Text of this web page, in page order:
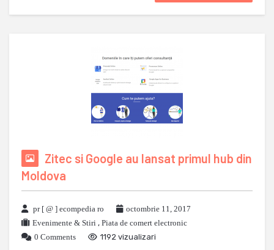
Zitec si Google au lansat primul hub din
Moldova
pr [ @ ] ecompedia ro
octombrie 11, 2017
Evenimente & Stiri , Piata de comert electronic
0 Comments
1192 vizualizari